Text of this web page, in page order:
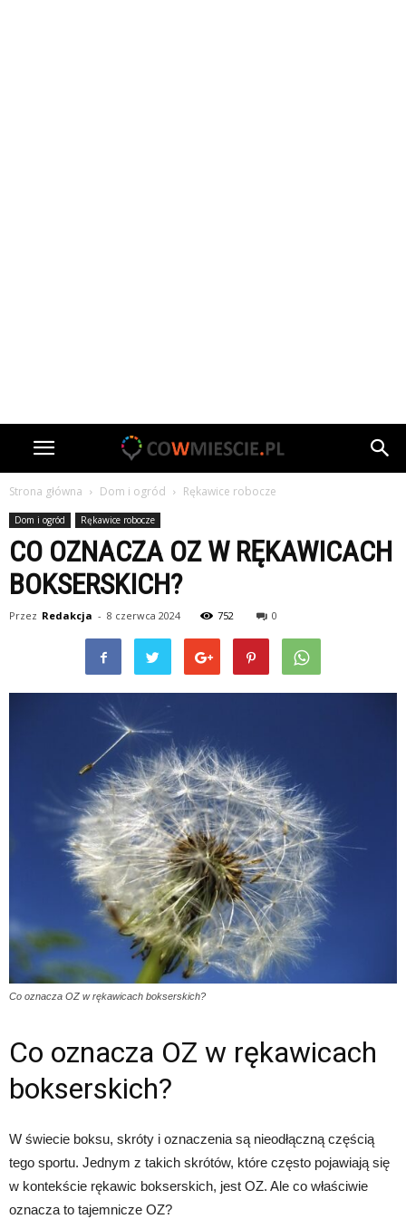
Strona główna Dom i ogród Rękawice robocze
Dom i ogród Rękawice robocze
CO OZNACZA OZ W RĘKAWICACH
BOKSERSKICH?
Przez Redakcja - 8 czerwca 2024 752 0
Co oznacza OZ w rękawicach bokserskich?
Co oznacza OZ w rękawicach
bokserskich?
W świecie boksu, skróty i oznaczenia są nieodłączną częścią
tego sportu. Jednym z takich skrótów, które często pojawiają się
w kontekście rękawic bokserskich, jest OZ. Ale co właściwie
oznacza to tajemnicze OZ?